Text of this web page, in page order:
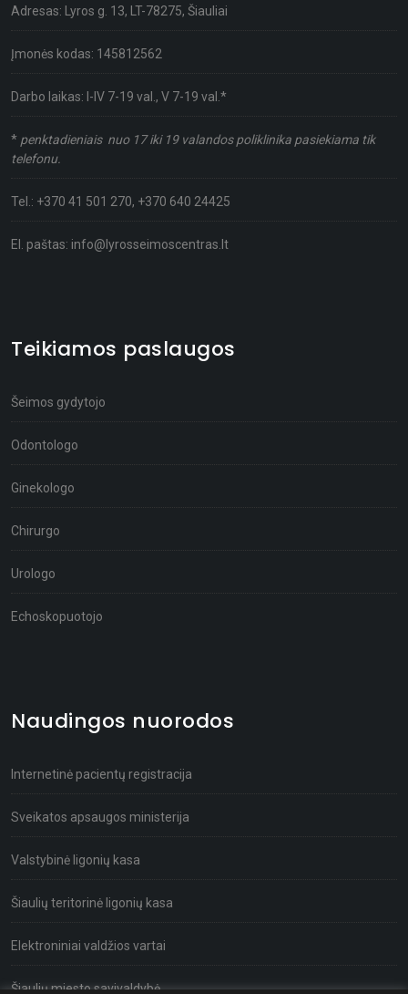
Adresas: Lyros g. 13, LT-78275, Šiauliai
Įmonės kodas: 145812562
Darbo laikas: I-IV 7-19 val., V 7-19 val.*
* penktadieniais nuo 17 iki 19 valandos poliklinika pasiekiama tik
telefonu.
Tel.: +370 41 501 270, +370 640 24425
El. paštas: info@lyrosseimoscentras.lt
Teikiamos paslaugos
Šeimos gydytojo
Odontologo
Ginekologo
Chirurgo
Urologo
Echoskopuotojo
Naudingos nuorodos
Internetinė pacientų registracija
Sveikatos apsaugos ministerija
Valstybinė ligonių kasa
Šiaulių teritorinė ligonių kasa
Elektroniniai valdžios vartai
Šiaulių miesto savivaldybė